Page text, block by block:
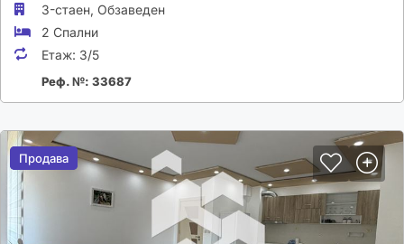
3-стаен, Обзаведен
2 Спални
Етаж: 3/5
Реф. №: 33687
Продава
Продава